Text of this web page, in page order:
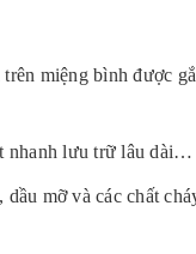
miệng bình được
nhanh lưu trữ lâu dài…
mỡ và các chất